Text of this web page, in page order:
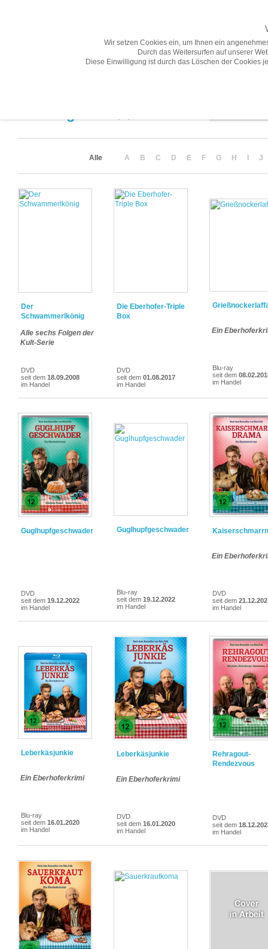
Alle A B C D E F G H J
Der
Schwammerlkönig
Alle sechs Folgen der
Kult-Serie
DVD
seit dem 18.09.2008
im Handel
Die Eberhofer-Triple
Box
DVD
seit dem 01.08.2017
im Handel
Ein
Blu-ray
seit dem
im Handel
Guglhupfgeschwader
DVD
seit dem 19.12.2022
im Handel
Guglhupfgeschwader
Blu-ray
seit dem 19.12.2022
im Handel
Ein
DVD
seit dem
im Handel
Leberkäsjunkie
Ein Eberhoferkrimi
Blu-ray
seit dem 16.01.2020
im Handel
Leberkäsjunkie
Ein Eberhoferkrimi
DVD
seit dem 16.01.2020
im Handel
Rehragout-
Rendezvous
DVD
seit dem
im Handel
Wir setzen Cookies ein, um Ihnen ein
Durch das Weitersurfen auf unserer
Diese Einwilligung ist durch das Löschen der Cookies